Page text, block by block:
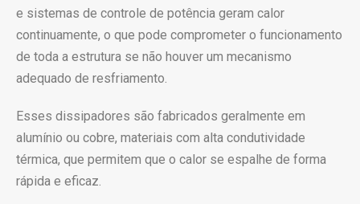
e sistemas de controle de potência geram calor
continuamente, o que pode comprometer o funcionamento
de toda a estrutura se não houver um mecanismo
adequado de resfriamento.
Esses dissipadores são fabricados geralmente em
alumínio ou cobre, materiais com alta condutividade
térmica, que permitem que o calor se espalhe de forma
rápida e eficaz.